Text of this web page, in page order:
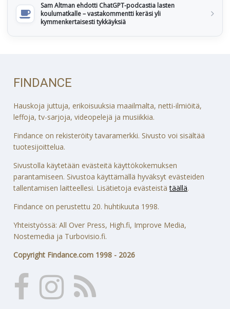
Sam Altman ehdotti ChatGPT-podcastia lasten
koulumatkalle – vastakommentti keräsi yli
kymmenkertaisesti tykkäyksiä
FINDANCE
Hauskoja juttuja, erikoisuuksia maailmalta, netti-ilmiöitä,
leffoja, tv-sarjoja, videopelejä ja musiikkia.
Findance on rekisteröity tavaramerkki. Sivusto voi sisältää
tuotesijoittelua.
Sivustolla käytetään evästeitä käyttökokemuksen
parantamiseen. Sivustoa käyttämällä hyväksyt evästeiden
tallentamisen laitteellesi. Lisätietoja evästeistätäällä.
Findance on perustettu 20. huhtikuuta 1998.
Yhteistyössä: All Over Press, High.fi, Improve Media,
Nostemedia ja Turbovisio.fi.
Copyright Findance.com 1998 - 2026